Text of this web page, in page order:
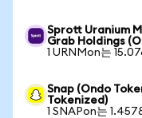
Sprott Uranium
Grab Holdings
1 URNMon는
Snap (Ondo
Tokenized)
1 SNAPon는